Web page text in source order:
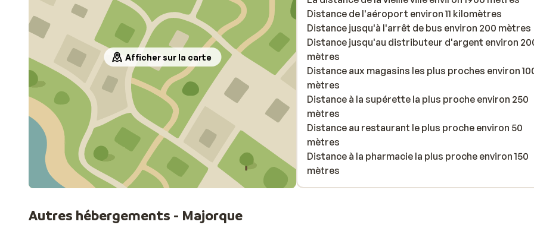
Afficher sur la carte
Distance de l'aéroport environ 11 kilomètres
Distance jusqu'à l'arrêt de bus environ 200 mètres
Distance jusqu'au distributeur d'argent environ
mètres
Distance aux magasins les plus proches environ
mètres
Distance à la supérette la plus proche environ 250
mètres
Distance au restaurant le plus proche environ 50
mètres
Distance à la pharmacie la plus proche environ 150
mètres
Autres hébergements - Majorque